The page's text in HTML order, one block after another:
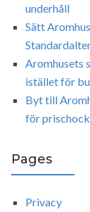
underhåll
Sätt
Aromhusets
istället för
Byt till
för
Pages
Privacy